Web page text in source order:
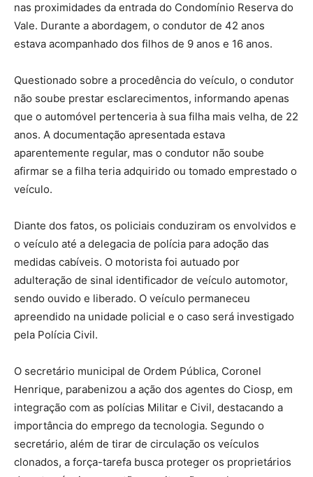
nas proximidades da entrada do Condomínio Reserva do
Vale. Durante a abordagem, o condutor de 42 anos
estava acompanhado dos filhos de 9 anos e 16 anos.
Questionado sobre a procedência do veículo, o condutor
não soube prestar esclarecimentos, informando apenas
que o automóvel pertenceria à sua filha mais velha, de 22
anos. A documentação apresentada estava
aparentemente regular, mas o condutor não soube
afirmar se a filha teria adquirido ou tomado emprestado o
veículo.
Diante dos fatos, os policiais conduziram os envolvidos e
o veículo até a delegacia de polícia para adoção das
medidas cabíveis. O motorista foi autuado por
adulteração de sinal identificador de veículo automotor,
sendo ouvido e liberado. O veículo permaneceu
apreendido na unidade policial e o caso será investigado
pela Polícia Civil.
O secretário municipal de Ordem Pública, Coronel
Henrique, parabenizou a ação dos agentes do Ciosp, em
integração com as polícias Militar e Civil, destacando a
importância do emprego da tecnologia. Segundo o
secretário, além de tirar de circulação os veículos
clonados, a força-tarefa busca proteger os proprietários